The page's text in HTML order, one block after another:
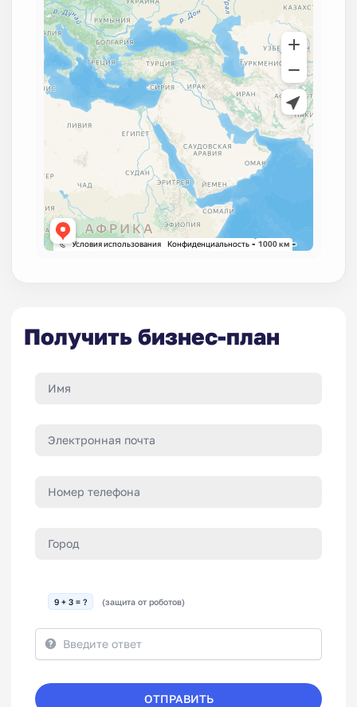
Получить бизнес-план
9 + 3 = ? (защита от роботов)
ОТПРАВИТЬ